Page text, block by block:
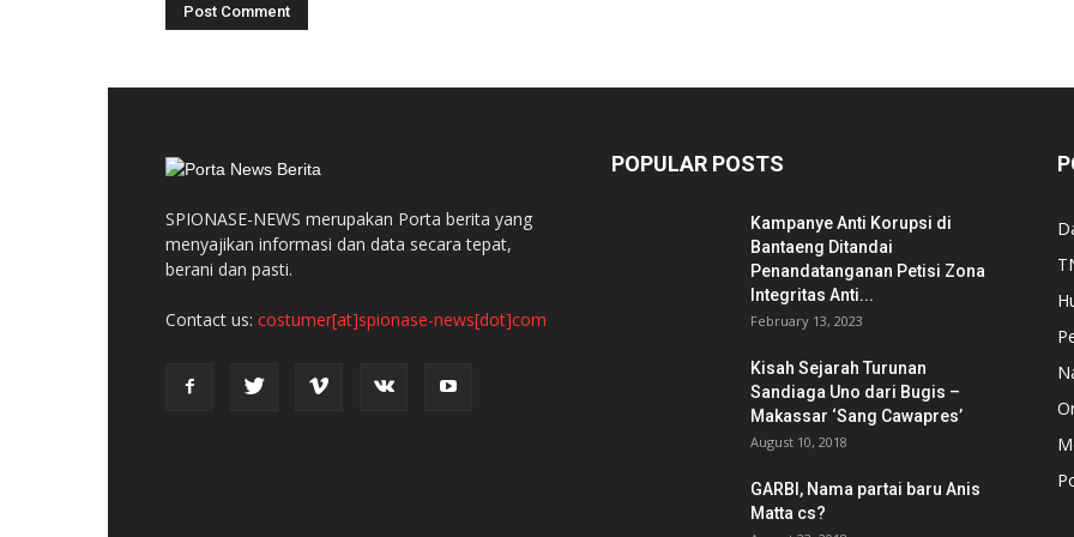
SPIONASE-NEWS merupakan Porta berita yang
menyajikan informasi dan data secara tepat,
berani dan pasti.
Contact us: costumer[at]spionase-news[dot]com
POPULAR POSTS
Kampanye Anti Korupsi di
Bantaeng Ditandai
Penandatanganan Petisi Zona
Integritas Anti...
February 13, 2023
Kisah Sejarah Turunan
Sandiaga Uno dari Bugis –
Makassar ‘Sang Cawapres’
August 10, 2018
GARBI, Nama partai baru Anis
Matta cs?